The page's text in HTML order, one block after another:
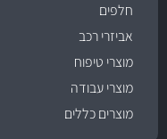
חלפים
אביזרי רכב
מוצרי טיפוח
מוצרי עבודה
מוצרים כללים